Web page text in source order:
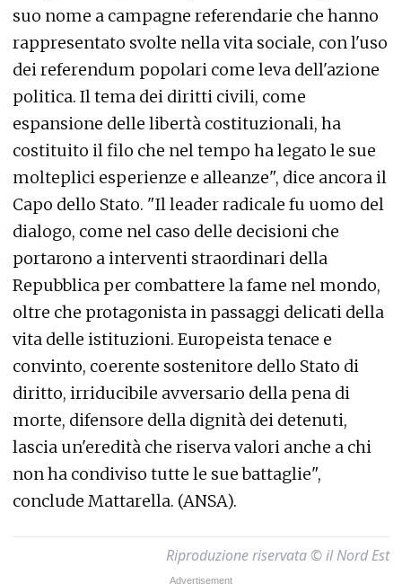
suo nome a campagne referendarie che hanno
rappresentato svolte nella vita sociale, con l'uso
dei referendum popolari come leva dell'azione
politica. Il tema dei diritti civili, come
espansione delle libertà costituzionali, ha
costituito il filo che nel tempo ha legato le sue
molteplici esperienze e alleanze", dice ancora il
Capo dello Stato. "Il leader radicale fu uomo del
dialogo, come nel caso delle decisioni che
portarono a interventi straordinari della
Repubblica per combattere la fame nel mondo,
oltre che protagonista in passaggi delicati della
vita delle istituzioni. Europeista tenace e
convinto, coerente sostenitore dello Stato di
diritto, irriducibile avversario della pena di
morte, difensore della dignità dei detenuti,
lascia un'eredità che riserva valori anche a chi
non ha condiviso tutte le sue battaglie",
conclude Mattarella. (ANSA).
Riproduzione riservata © il Nord Est